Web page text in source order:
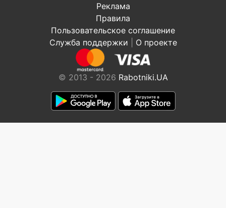
Реклама
Правила
Пользовательское соглашение
Служба поддержки
О проекте
© 2013 - 2026 Rabotniki.UA